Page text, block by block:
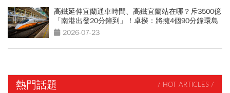
高鐵延伸宜蘭通車時間、高鐵宜蘭站在哪？斥3500億
「南港出發20分鐘到」！卓揆：將擁4個90分鐘環島
網 2026-07-23
熱門話題 / HOT ARTICLES /